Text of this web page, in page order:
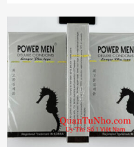
này
có
nhiều
biến
thể.
Các
tùy
chọn
có